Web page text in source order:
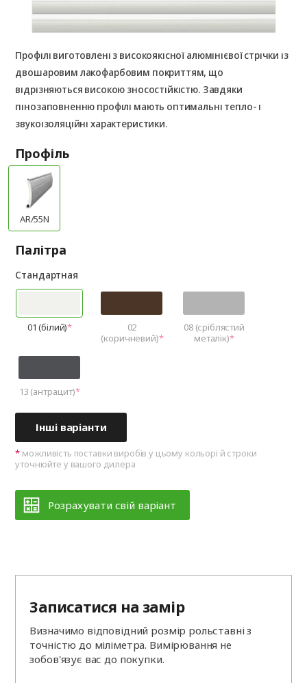
Профілі виготовлені з високоякісної алюмінієвої стрічки із
двошаровим лакофарбовим покриттям, що
відрізняються високою зносостійкістю. Завдяки
пінозаповненню профілі мають оптимальні тепло- і
звукоізоляційні характеристики.
Профіль
AR/55N
Палітра
Стандартная
01 (білий)
02
(коричневий)
08 (сріблястий
металік)
13 (антрацит)
Інші варіанти
можливість поставки виробів у цьому кольорі й строки
уточнюйте у вашого дилера
Розрахувати свій варіант
Записатися на замір
Визначимо відповідний розмір рольставні з
точністю до міліметра. Вимірювання не
зобов'язує вас до покупки.